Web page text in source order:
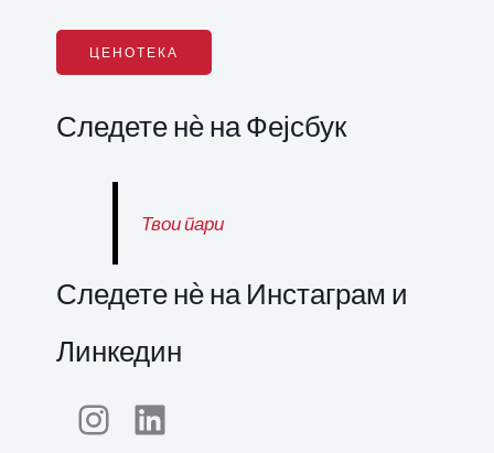
ЦЕНОТЕКА
Следете нѐ на Фејсбук
Твои пари
Следете нѐ на Инстаграм и
Линкедин